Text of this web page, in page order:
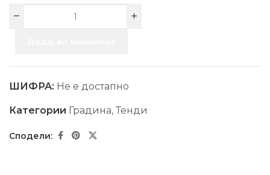
ШИФРА: Не е достапно
Категории Градина, Тенди